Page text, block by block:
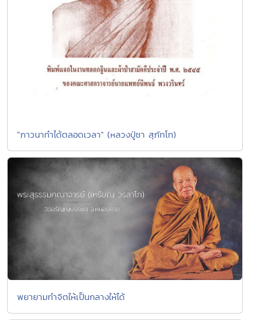
"ภาวนาทำได้ตลอดเวลา" (หลวงปู่ชา สุภัทโท)
พยายามทำจิตให้เป็นกลางให้ได้